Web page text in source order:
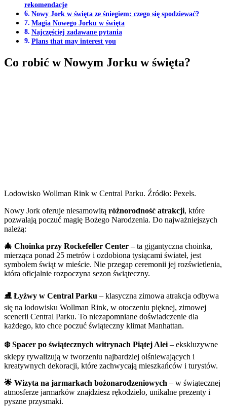
rekomendacje
Nowy Jork w święta ze śniegiem: czego się spodziewać?
Magia Nowego Jorku w święta
Najczęściej zadawane pytania
Plans that may interest you
Co robić w Nowym Jorku w święta?
Lodowisko Wollman Rink w Central Parku. Źródło: Pexels.
Nowy Jork oferuje niesamowitą różnorodność atrakcji, które
pozwalają poczuć magię Bożego Narodzenia. Do najważniejszych
należą:
🎄 Choinka przy Rockefeller Center – ta gigantyczna choinka,
mierząca ponad 25 metrów i ozdobiona tysiącami świateł, jest
symbolem świąt w mieście. Nie przegap ceremonii jej rozświetlenia,
która oficjalnie rozpoczyna sezon świąteczny.
⛸️ Łyżwy w Central Parku – klasyczna zimowa atrakcja odbywa
się na lodowisku Wollman Rink, w otoczeniu pięknej, zimowej
scenerii Central Parku. To niezapomniane doświadczenie dla
każdego, kto chce poczuć świąteczny klimat Manhattan.
❄️ Spacer po świątecznych witrynach Piątej Alei – ekskluzywne
sklepy rywalizują w tworzeniu najbardziej olśniewających i
kreatywnych dekoracji, które zachwycają mieszkańców i turystów.
🌟 Wizyta na jarmarkach bożonarodzeniowych – w świątecznej
atmosferze jarmarków znajdziesz rękodzieło, unikalne prezenty i
pyszne przysmaki.